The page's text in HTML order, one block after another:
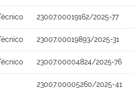
23007.00019162/2025-77
23007.00019893/2025-31
23007.00004824/2025-76
23007.00005260/2025-41